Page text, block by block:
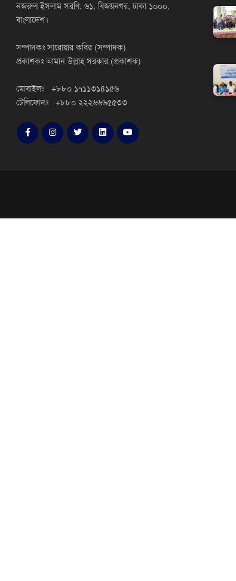
নজরুল ইসলাম সরণি, ৬১, বিজয়নগর, ঢাকা ১০০০,
বাংলাদেশ।
সম্পাদকঃ সারোয়ার কবির (সম্পাদক)
প্রকাশকঃ আমান উল্লাহ সরকার (প্রকাশক)
মোবাইলঃ +৮৮০ ১৭১১৩১৪১৫৬
টেলিফোনঃ +৮৮০ ২২২৬৬৬৫৫৩৩